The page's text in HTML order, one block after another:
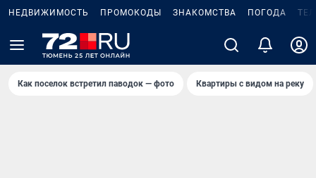
НЕДВИЖИМОСТЬ ПРОМОКОДЫ ЗНАКОМСТВА ПОГОДА
Как поселок встретил паводок — фото Квартиры с видом на реку